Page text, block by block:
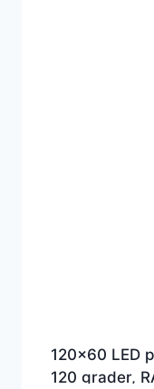
120×60 LED
120 grader,